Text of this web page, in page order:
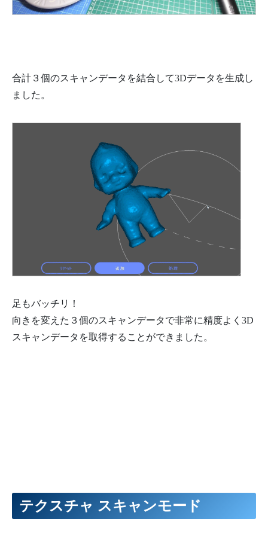
合計３個のスキャンデータを結合して3Dデータを生成し
ました。
足もバッチリ！
向きを変えた３個のスキャンデータで非常に精度よく3D
スキャンデータを取得することができました。
テクスチャ スキャンモード